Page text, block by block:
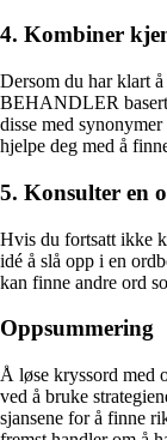
4. Kombiner
Dersom du har klart
BEHANDLER basert
disse med
hjelpe deg med å
5. Konsulter en
Hvis du fortsatt ikke
idé å slå opp i en
kan finne andre ord
Oppsummering
Å løse kryssord
ved å bruke
sjansene for å finne